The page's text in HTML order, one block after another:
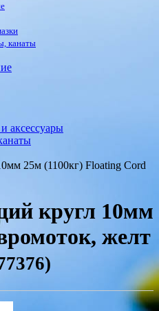
канаты
аксессуары
25м (1100кг) Floating Cord
кругл 10мм
желт